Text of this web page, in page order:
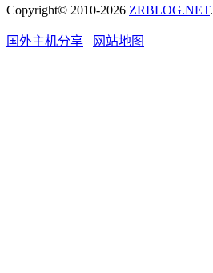
Copyright© 2010-2026 ZRBLOG.NET.
国外主机分享 网站地图